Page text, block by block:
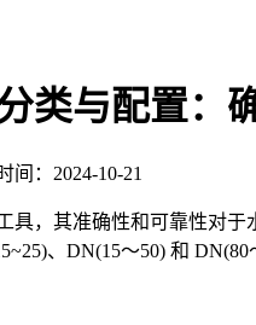
类与配置：
：2024-10-21
，其准确性和可靠性对于
、DN(15～50) 和